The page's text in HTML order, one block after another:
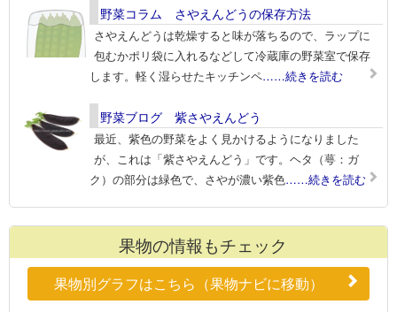
野菜コラム さやえんどうの保存方法
さやえんどうは乾燥すると味が落ちるので、ラップに
包むかポリ袋に入れるなどして冷蔵庫の野菜室で保存
します。軽く湿らせたキッチンペ……続きを読む
野菜ブログ 紫さやえんどう
最近、紫色の野菜をよく見かけるようになりました
が、これは「紫さやえんどう」です。ヘタ（萼：ガ
ク）の部分は緑色で、さやが濃い紫色……続きを読む
果物の情報もチェック
果物別グラフはこちら（果物ナビに移動）